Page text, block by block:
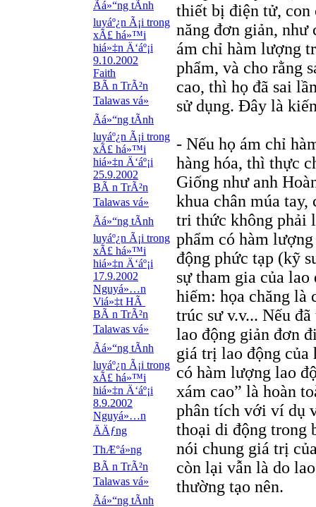
Ãá»“ng tÃ­nh
luyáº¿n Ã¡i trong
xÃ£ há»™i
hiá»‡n Ä‘áº¡i
9.10.2002
Faith
BÃ n TrÃ²n
Talawas vá»
Ãá»“ng tÃ­nh
luyáº¿n Ã¡i trong
xÃ£ há»™i
hiá»‡n Ä‘áº¡i
25.9.2002
BÃ n TrÃ²n
Talawas vá»
Ãá»“ng tÃ­nh
luyáº¿n Ã¡i trong
xÃ£ há»™i
hiá»‡n Ä‘áº¡i
17.9.2002
Nguyá»…n
Viá»‡t HÃ
BÃ n TrÃ²n
Talawas vá»
Ãá»“ng tÃ­nh
luyáº¿n Ã¡i trong
xÃ£ há»™i
hiá»‡n Ä‘áº¡i
8.9.2002
Nguyá»…n
ÄÄƒng
ThÆ°á»ng
BÃ n TrÃ²n
Talawas vá»
Ãá»“ng tÃ­nh
thiết bị điện tử, con
năng đơn giản, như
ám chỉ hàm lượng
phẩm, và cho rằng
cao, thì họ đã sai
sử dụng. Đây là
- Nếu họ ám chỉ
hàng hóa, thì thực
Giống như anh
khua chân múa tay,
tri thức không phải
phẩm có hàm
động phức tạp (kỹ
sự tham gia của
hiếm: họa chăng là
trúc sư v.v... Nếu
lao động giản đơn
giá trị lao động của
có hàm lượng lao
xám cao” là hoàn
phân tích với ví dụ
thoại di động trong
nói chung giá trị
còn lại vẫn là do
thường tạo nên.